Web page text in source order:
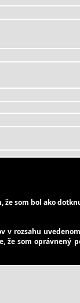
že som bol ako
v rozsahu
som oprávnený